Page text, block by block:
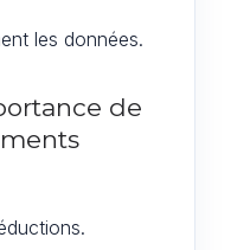
les données.
de